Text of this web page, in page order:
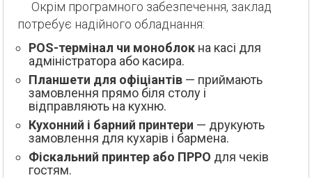
Окрім програмного забезпечення, заклад
потребує надійного обладнання:
POS-термінал чи моноблок на касі для
адміністратора або касира.
Планшети для офіціантів — приймають
замовлення прямо біля столу і
відправляють на кухню.
Кухонний і барний принтери — друкують
замовлення для кухарів і бармена.
Фіскальний принтер або ПРРО для чеків
гостям.